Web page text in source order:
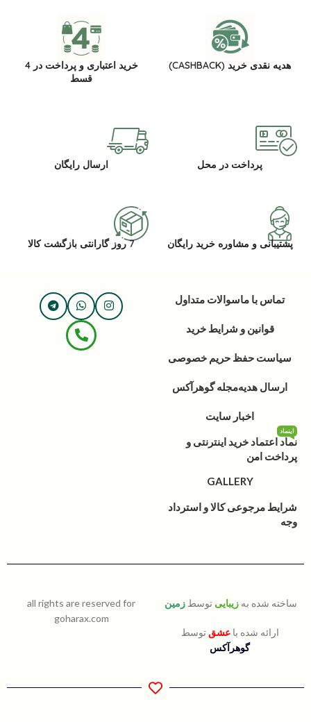
هدیه نقدی خرید (CASHBACK)
خرید اعتباری و پرداخت در 4
قسط
پرداخت در محل ارسال رایگان
پشتیبانی و مشاوره خرید رایگان 7 روز گارانتی بازگشت کالا
تماس با ماسوالات متداول
قوانین و شرایط خرید
سیاست حفظ حریم خصوصی
ارسال هدیهمجله گوهرآکس
اخبار سایت
نماد اعتماد خرید اینترنتی و
پرداخت امن
اینماد
GALLERY
شرایط مرجوعی کالا و استرداد
وجه
ساخته شده به زیبایی توسط زمین
ارائه شده باعشق توسط
گوهرآکس
all rights are reserved for
goharax.com